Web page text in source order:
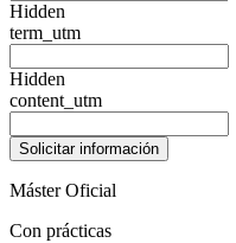
Hidden
term_utm
Hidden
content_utm
Máster Oficial
Con prácticas